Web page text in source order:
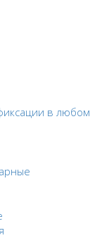
в любом